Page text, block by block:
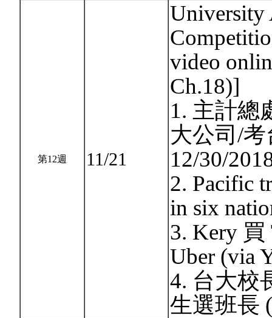
第12週 11/21
University
video
Ch.18)]
1. 主計總
大公司/
12/30/
2. Pacific
in six
3. Kery
Uber (via
4. 台大校
生選班長